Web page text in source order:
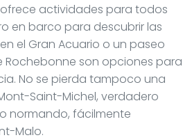
actividades para todos
en barco para descubrir las
el Gran Acuario o un paseo
Rochebonne son opciones para
No se pierda tampoco una
Saint-Michel, verdadero
normando, fácilmente
Malo.